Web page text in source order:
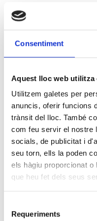
Consentiment
Aquest lloc web utilitza
Utilitzem galetes per
anuncis, oferir funcions
trànsit del lloc. També
com feu servir el nostre
socials, de publicitat i
seu torn, ells la poden
els hàgiu proporcionat o
que heu fet dels seus
Requeriments